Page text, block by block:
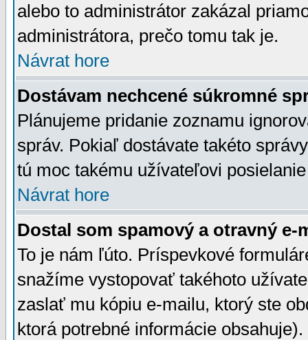
alebo to administrátor zakázal
administrátora, prečo tomu tak je.
Návrat hore
Dostávam nechcené súkromné
Plánujeme pridanie zoznamu
správ. Pokiaľ dostávate takéto
tú moc takému užívateľovi
Návrat hore
Dostal som spamový a otravný e-
To je nám ľúto. Príspevkové
snažíme vystopovať takéhoto
zaslať mu kópiu e-mailu, ktorý ste
ktorá potrebné informácie